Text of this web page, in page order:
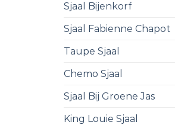
Sjaal Bijenkorf
Sjaal Fabienne Chapot
Taupe Sjaal
Chemo Sjaal
Sjaal Bij Groene Jas
King Louie Sjaal